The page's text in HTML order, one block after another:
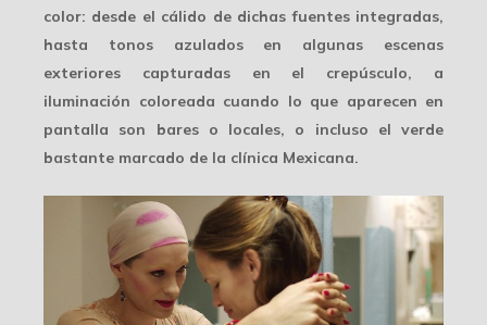
color: desde el cálido de dichas fuentes integradas,
hasta tonos azulados en algunas escenas
exteriores capturadas en el crepúsculo, a
iluminación coloreada cuando lo que aparecen en
pantalla son bares o locales, o incluso el verde
bastante marcado de la clínica Mexicana.